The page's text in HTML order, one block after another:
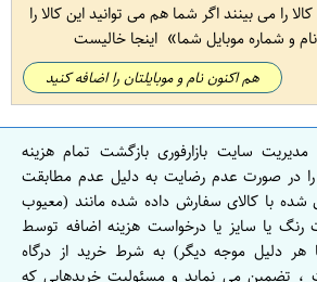
را می بینند اگر شما هم می توانید این کالا را
نام و شماره موبایل شما اینجا خالیست
هم اکنون نام و موبایلتان را اضافه کنید
مدیریت سایت بازارفوری بازگشت تمام هزینه
را در صورت عدم رضایت به دلیل عدم مطابقت
شده با کالای سفارش داده شده مانند (معیوب
رنگ یا سایز یا درخواست هزینه اضافه توسط
هر دلیل موجه دیگر) به شرط خرید از درگاه
، تضمین می نماید و مسئولیت خریدهایی که